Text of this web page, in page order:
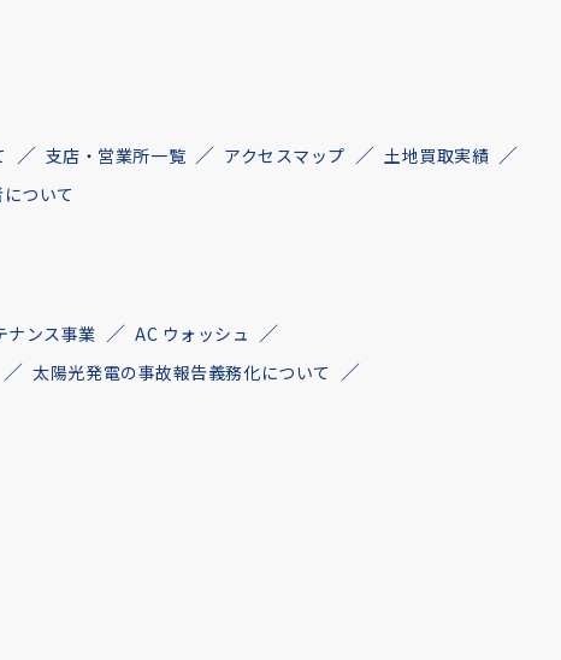
支店・営業所一覧 アクセスマップ
土地買取実績
ついて
ナンス事業
AC ウォッシュ
太陽光発電の事故報告義務化について